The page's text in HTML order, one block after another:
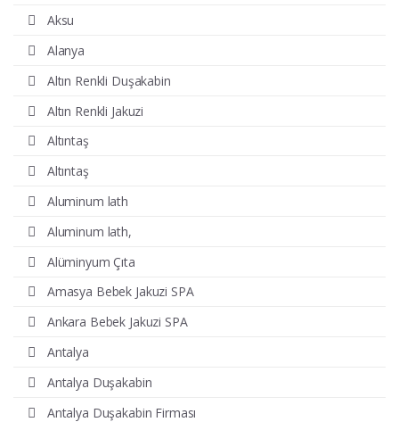
Aksu
Alanya
Altın Renkli Duşakabin
Altın Renkli Jakuzi
Altıntaş
Altıntaş
Aluminum lath
Aluminum lath,
Alüminyum Çıta
Amasya Bebek Jakuzi SPA
Ankara Bebek Jakuzi SPA
Antalya
Antalya Duşakabin
Antalya Duşakabin Firması